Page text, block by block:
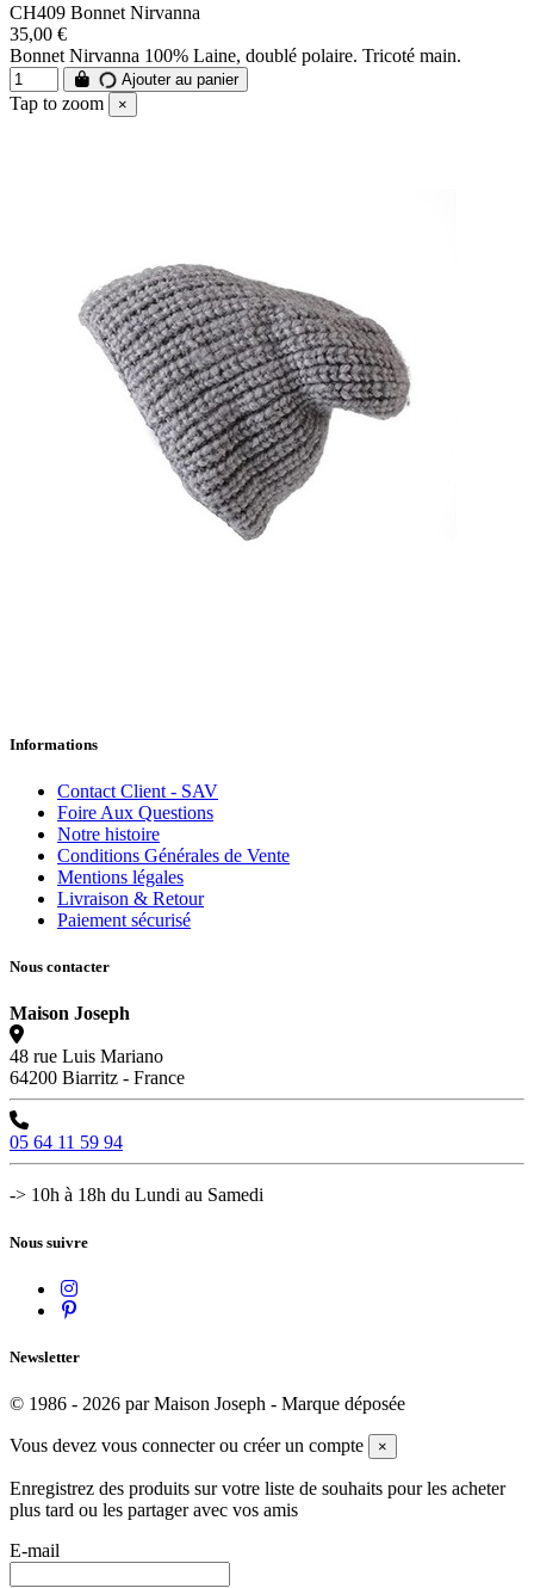
CH409 Bonnet Nirvanna
35,00 €
Bonnet Nirvanna 100% Laine, doublé polaire. Tricoté main.
Ajouter au panier
Tap to zoom ×
Informations
Contact Client - SAV
Foire Aux Questions
Notre histoire
Conditions Générales de Vente
Mentions légales
Livraison & Retour
Paiement sécurisé
Nous contacter
Maison Joseph
48 rue Luis Mariano
64200 Biarritz - France
05 64 11 59 94
-> 10h à 18h du Lundi au Samedi
Nous suivre
Newsletter
© 1986 - 2026 par Maison Joseph - Marque déposée
Vous devez vous connecter ou créer un compte ×
Enregistrez des produits sur votre liste de souhaits pour les acheter
plus tard ou les partager avec vos amis
E-mail